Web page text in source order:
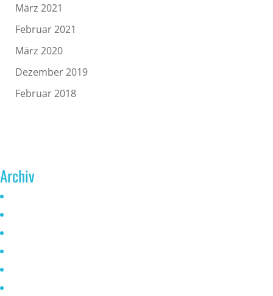
März 2021
Februar 2021
März 2020
Dezember 2019
Februar 2018
Archiv